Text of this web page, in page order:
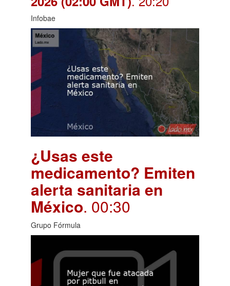
Infobae
¿Usas este
medicamento? Emiten
alerta sanitaria en
México. 00:30
Grupo Fórmula